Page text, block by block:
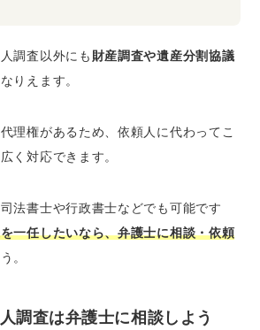
調査以外にも 財産調査や遺産分割協議
なりえます。
理権があるため、依頼人に代わってこ
く対応できます。
法書士や行政書士などでも可能です
一任したいなら、弁護士に相談・依頼
。
調査は弁護士に相談しよう